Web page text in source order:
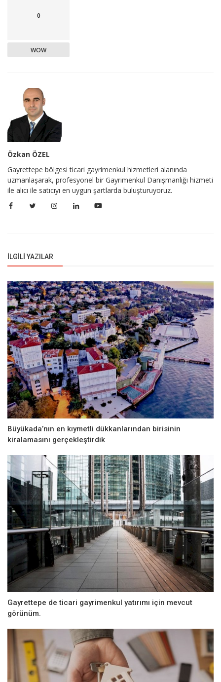
0
WOW
Özkan ÖZEL
Gayrettepe bölgesi ticari gayrimenkul hizmetleri alanında
uzmanlaşarak, profesyonel bir Gayrimenkul Danışmanlığı hizmeti
ile alıcı ile satıcıyı en uygun şartlarda buluşturuyoruz.
İLGILI YAZILAR
Büyükada’nın en kıymetli dükkanlarından birisinin
kiralamasını gerçekleştirdik
Gayrettepe de ticari gayrimenkul yatırımı için mevcut
görünüm.